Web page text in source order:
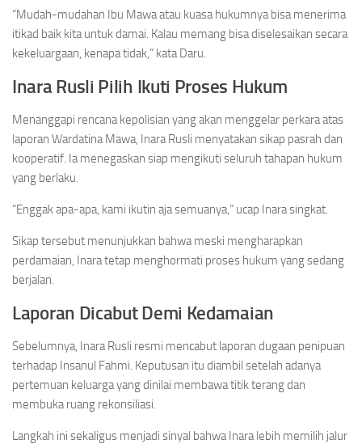
“Mudah-mudahan Ibu Mawa atau kuasa hukumnya bisa menerima
itikad baik kita untuk damai. Kalau memang bisa diselesaikan secara
kekeluargaan, kenapa tidak,” kata Daru.
Inara Rusli Pilih Ikuti Proses Hukum
Menanggapi rencana kepolisian yang akan menggelar perkara atas
laporan Wardatina Mawa, Inara Rusli menyatakan sikap pasrah dan
kooperatif. Ia menegaskan siap mengikuti seluruh tahapan hukum
yang berlaku.
“Enggak apa-apa, kami ikutin aja semuanya,” ucap Inara singkat.
Sikap tersebut menunjukkan bahwa meski mengharapkan
perdamaian, Inara tetap menghormati proses hukum yang sedang
berjalan.
Laporan Dicabut Demi Kedamaian
Sebelumnya, Inara Rusli resmi mencabut laporan dugaan penipuan
terhadap Insanul Fahmi. Keputusan itu diambil setelah adanya
pertemuan keluarga yang dinilai membawa titik terang dan
membuka ruang rekonsiliasi.
Langkah ini sekaligus menjadi sinyal bahwa Inara lebih memilih jalur